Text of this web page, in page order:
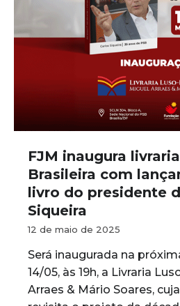
FJM inaugura
Brasileira com
livro do presidente
Siqueira
12 de maio de 2025
Será inaugurada na
14/05, às 19h, a Livraria
Arraes & Mário Soares,